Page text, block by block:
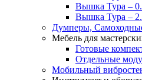
Вышка Тура –
Вышка Тура –
Думперы,
Мебель для
Готовые
Отдельные
Мобильный